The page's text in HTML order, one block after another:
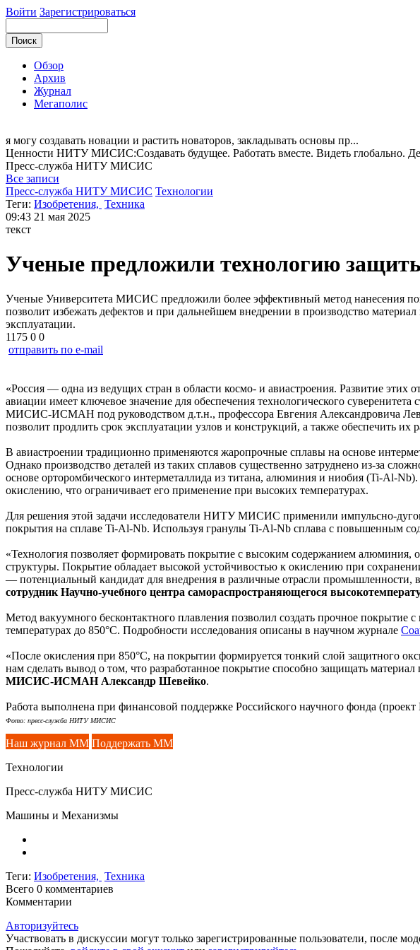
Войти Зарегистрироваться
Обзор
Архив
Журнал
Мегаполис
я могу создавать новации и растить новаторов, закладывать основы пр...
Ценности НИТУ МИСИС:Cоздавать будущее. Работать вместе. Видеть глобально.
Пресс-служба НИТУ МИСИС
Все записи
Пресс-служба НИТУ МИСИС Технологии
Теги: Изобретения, Техника
09:43 21 мая 2025
текст
Ученые предложили технологию
Ученые Университета МИСИС предложили более эффективный метод нанесения
позволит избежать дефектов и при дальнейшем внедрении в производство
эксплуатации.
1175 0 0
отправить по e-mail
«Россия — одна из ведущих стран в области космо- и авиастроения. Развитие этих
авиации имеет ключевое значение для обеспечения технологического
МИСИС-ИСМАН под руководством д.т.н., профессора Евгения Александровича
позволит продлить срок эксплуатации узлов и конструкций, а также обеспечить
В авиастроении традиционно применяются жаропрочные сплавы на основе
Однако производство деталей из таких сплавов существенно затруднено из-за
основе орторомбического интерметаллида из титана, алюминия и ниобия (Ti-Al-
окислению, что ограничивает его применение при высоких температурах.
Для решения этой задачи исследователи НИТУ МИСИС применили импульсно-
покрытия на сплаве Ti-Al-Nb. Используя гранулы Ti-Al-Nb сплава с повышенным
«Технология позволяет формировать покрытие с высоким содержанием алюминия,
структуры. Покрытие обладает высокой устойчивостью к окислению при
— потенциальный кандидат для внедрения в различные отрасли промышленности,
сотрудник Научно-учебного центра самораспростра­няющегося
Метод вакуумного бесконтактного плавления позволил создать прочное
температурах до 850°C. Подробности исследования описаны в научном журнале
«После окисления при 850°C, на покрытии формируется тонкий слой защитного
нам сделать вывод о том, что разработанное покрытие способно защищать
МИСИС-ИСМАН Александр Шевейко.
Работа выполнена при финансовой поддержке Российского научного фонда
Фото: пресс-служба НИТУ МИСИС
Наш журнал ММ Поддержать ММ
Технологии
Пресс-служба НИТУ МИСИС
Машины и Механизмы
Теги: Изобретения, Техника
Всего 0 комментариев
Комментарии
Авторизуйтесь
Участвовать в дискуссии могут только зарегистрированные пользователи, после